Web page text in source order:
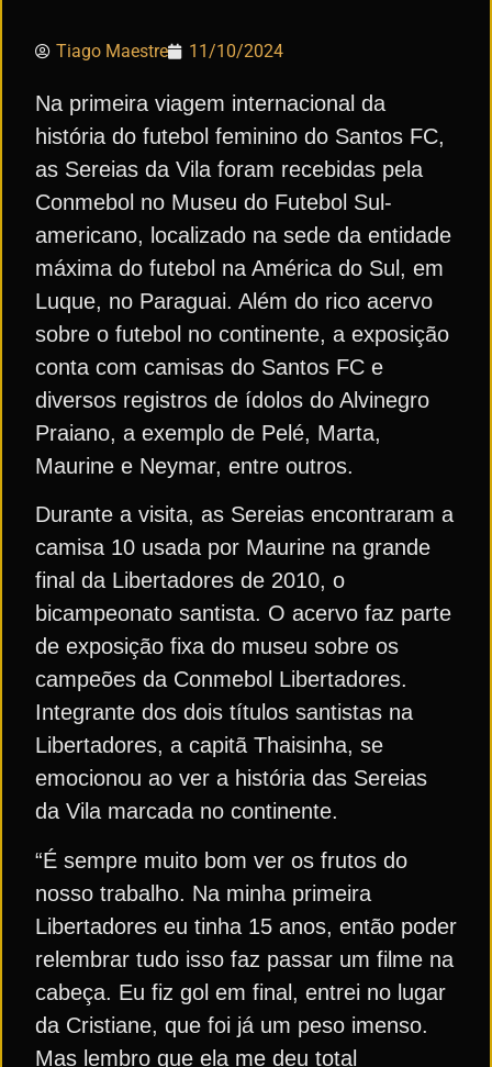
Tiago Maestre 11/10/2024
Na primeira viagem internacional da
história do futebol feminino do Santos FC,
as Sereias da Vila foram recebidas pela
Conmebol no Museu do Futebol Sul-
americano, localizado na sede da entidade
máxima do futebol na América do Sul, em
Luque, no Paraguai. Além do rico acervo
sobre o futebol no continente, a exposição
conta com camisas do Santos FC e
diversos registros de ídolos do Alvinegro
Praiano, a exemplo de Pelé, Marta,
Maurine e Neymar, entre outros.
Durante a visita, as Sereias encontraram a
camisa 10 usada por Maurine na grande
final da Libertadores de 2010, o
bicampeonato santista. O acervo faz parte
de exposição fixa do museu sobre os
campeões da Conmebol Libertadores.
Integrante dos dois títulos santistas na
Libertadores, a capitã Thaisinha, se
emocionou ao ver a história das Sereias
da Vila marcada no continente.
“É sempre muito bom ver os frutos do
nosso trabalho. Na minha primeira
Libertadores eu tinha 15 anos, então poder
relembrar tudo isso faz passar um filme na
cabeça. Eu fiz gol em final, entrei no lugar
da Cristiane, que foi já um peso imenso.
Mas lembro que ela me deu total